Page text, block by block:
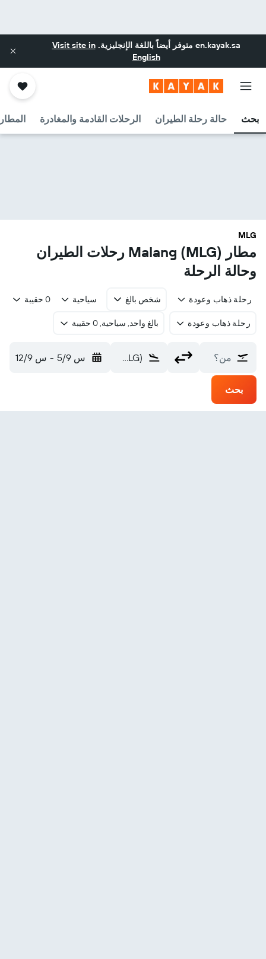
en.kayak.sa متوفر أيضاً باللغة الإنجليزية.Visit site in
English
بحث حالة رحلة الطيران الرحلات القادمة والمغادرة
MLG
مطار Malang (MLG) رحلات الطيران
وحالة الرحلة
رحلة ذهاب وعودة شخص بالغ سياحية 0 حقيبة
رحلة ذهاب وعودة بالغ واحد, سياحية, 0 حقيبة
من؟ Malang (MLG) س 5/9 - س 12/9
بحث